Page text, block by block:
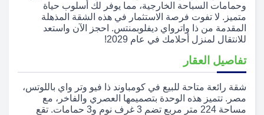
وحمامات السباحة الخارجية، مما يوفر لك أسلوب حياة
متميز. لا تفوت فرصة الاستثمار في هذه الشقة المذهلة
المقدمة من ذا واترواي ديفلوبمنتس. احجز الآن واستعد
للانتقال لمنزل أحلامك في عام 2029!
تفاصيل العقار
شقة رائعة متاحة للبيع في كومباوند ذا فيو وتر واي باللوتس،
مصر. تتميز هذه الوحدة بتصميمها العصري والفاخر، مع
مساحة 224 متر مربع تضم 3 غرف نوم و3 حمامات. تقع